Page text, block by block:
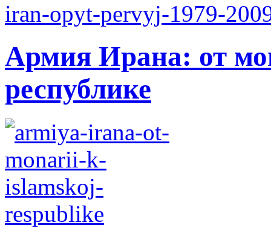
Армия Ирана: от
республике